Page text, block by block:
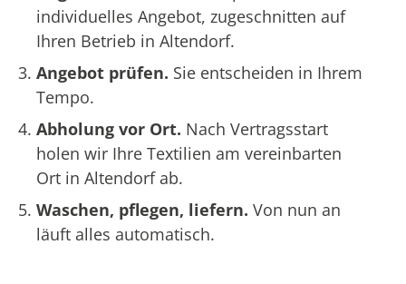
individuelles Angebot, zugeschnitten auf
Ihren Betrieb in Altendorf.
Angebot prüfen. Sie entscheiden in Ihrem
Tempo.
Abholung vor Ort. Nach Vertragsstart
holen wir Ihre Textilien am vereinbarten
Ort in Altendorf ab.
Waschen, pflegen, liefern. Von nun an
läuft alles automatisch.